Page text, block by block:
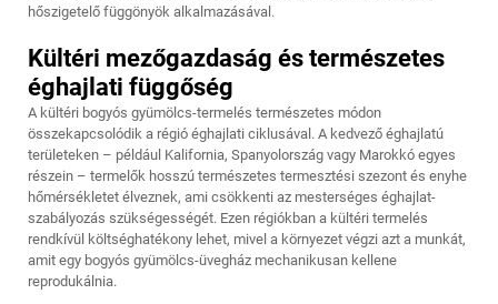
hőszigetelő függönyök alkalmazásával.
Kültéri mezőgazdaság és természetes
éghajlati függőség
A kültéri bogyós gyümölcs-termelés természetes módon
összekapcsolódik a régió éghajlati ciklusával. A kedvező éghajlatú
területeken – például Kalifornia, Spanyolország vagy Marokkó egyes
részein – termelők hosszú természetes termesztési szezont és enyhe
hőmérsékletet élveznek, ami csökkenti az mesterséges éghajlat-
szabályozás szükségességét. Ezen régiókban a kültéri termelés
rendkívül költséghatékony lehet, mivel a környezet végzi azt a munkát,
amit egy bogyós gyümölcs-üvegház mechanikusan kellene
reprodukálnia.